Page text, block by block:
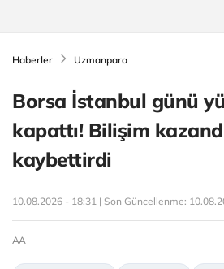
Haberler Uzmanpara
Borsa İstanbul günü
kapattı! Bilişim
kaybettirdi
10.08.2026 - 18:31 | Son Güncellenme:
AA